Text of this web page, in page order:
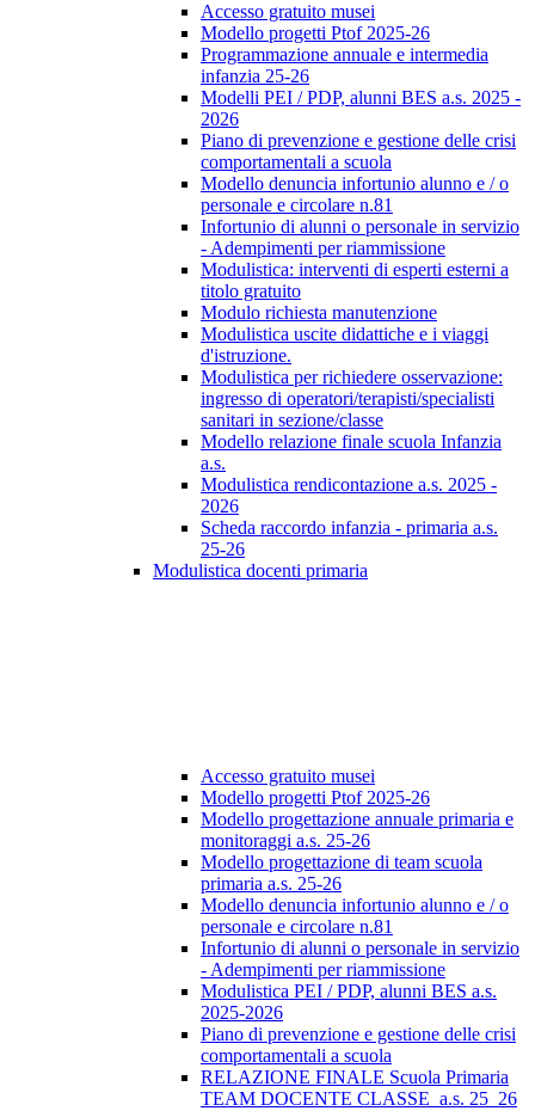
Accesso gratuito musei
Modello progetti Ptof 2025-26
Programmazione annuale e intermedia
infanzia 25-26
Modelli PEI / PDP, alunni BES a.s. 2025 -
2026
Piano di prevenzione e gestione delle crisi
comportamentali a scuola
Modello denuncia infortunio alunno e / o
personale e circolare n.81
Infortunio di alunni o personale in servizio
- Adempimenti per riammissione
Modulistica: interventi di esperti esterni a
titolo gratuito
Modulo richiesta manutenzione
Modulistica uscite didattiche e i viaggi
d'istruzione.
Modulistica per richiedere osservazione:
ingresso di operatori/terapisti/specialisti
sanitari in sezione/classe
Modello relazione finale scuola Infanzia
a.s.
Modulistica rendicontazione a.s. 2025 -
2026
Scheda raccordo infanzia - primaria a.s.
25-26
Modulistica docenti primaria
Accesso gratuito musei
Modello progetti Ptof 2025-26
Modello progettazione annuale primaria e
monitoraggi a.s. 25-26
Modello progettazione di team scuola
primaria a.s. 25-26
Modello denuncia infortunio alunno e / o
personale e circolare n.81
Infortunio di alunni o personale in servizio
- Adempimenti per riammissione
Modulistica PEI / PDP, alunni BES a.s.
2025-2026
Piano di prevenzione e gestione delle crisi
comportamentali a scuola
RELAZIONE FINALE Scuola Primaria
TEAM DOCENTE CLASSE_a.s. 25_26